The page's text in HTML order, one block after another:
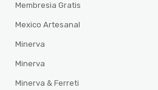
Membresia Gratis
Mexico Artesanal
Minerva
Minerva
Minerva & Ferreti